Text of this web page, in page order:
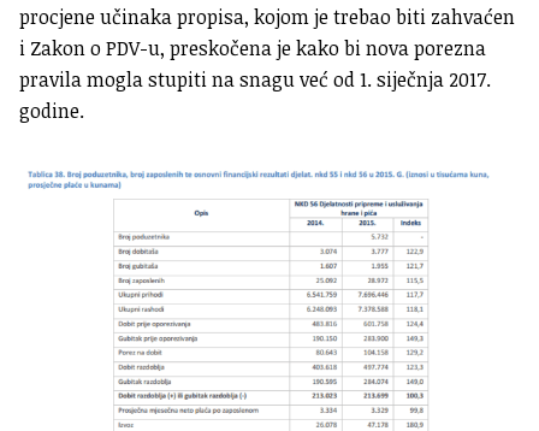
procjene učinaka propisa, kojom je trebao biti zahvaćen
i Zakon o PDV-u, preskočena je kako bi nova porezna
pravila mogla stupiti na snagu već od 1. siječnja 2017.
godine.